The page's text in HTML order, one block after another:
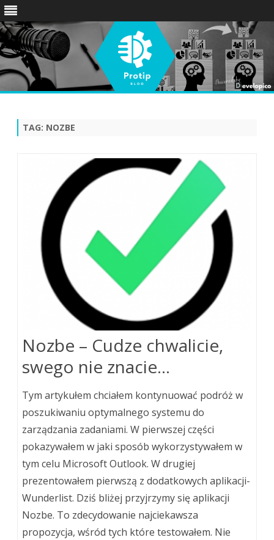
TAG: NOZBE
Nozbe – Cudze chwalicie,
swego nie znacie…
Tym artykułem chciałem kontynuować podróż w
poszukiwaniu optymalnego systemu do
zarządzania zadaniami. W pierwszej części
pokazywałem w jaki sposób wykorzystywałem w
tym celu Microsoft Outlook. W drugiej
prezentowałem pierwszą z dodatkowych aplikacji-
Wunderlist. Dziś bliżej przyjrzymy się aplikacji
Nozbe. To zdecydowanie najciekawsza
propozycja, wśród tych które testowałem. Nie